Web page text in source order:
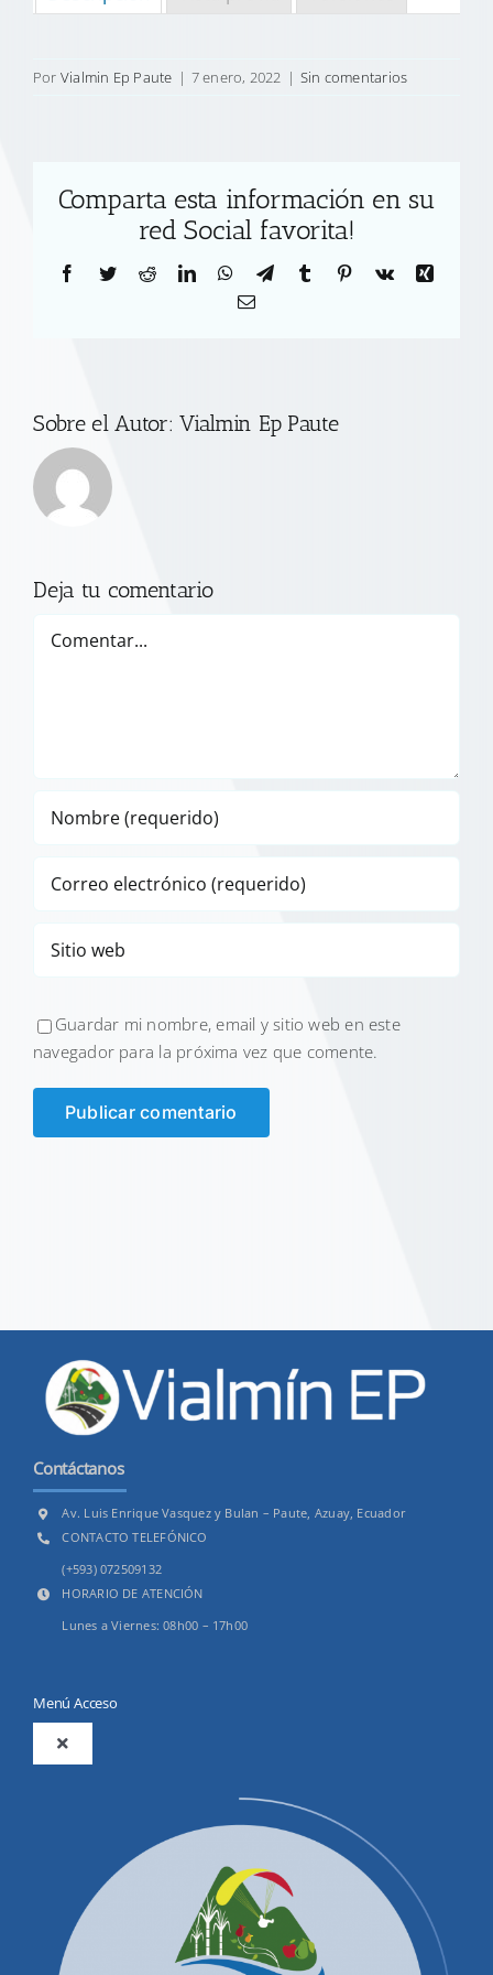
Por Vialmin Ep Paute | 7 enero, 2022 | Sin comentarios
Comparta esta información en su
red Social favorita!
Facebook
TwitterRedditLinkedInWhatsApp
TelegramTumblr Pinterest
Vk
Xing
Correo
Sobre el Autor:Vialmin Ep Paute
Deja tu comentario
Guardar mi nombre, email y sitio web en este
navegador para la próxima vez que comente.
Contáctanos
Av. Luis Enrique Vasquez y Bulan – Paute, Azuay, Ecuador
CONTACTO TELEFÓNICO
(+593) 072509132
HORARIO DE ATENCIÓN
Lunes a Viernes: 08h00 – 17h00
Menú Acceso
Toggle
Productos y Servicios
Convocatorias Precalificación